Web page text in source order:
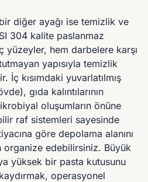
diğer ayağı ise temizlik ve
304 kalite paslanmaz
yüzeyler, hem darbelere karşı
yapısıyla temizlik
İç kısımdaki yuvarlatılmış
gıda kalıntılarının
oluşumların önüne
raf sistemleri sayesinde
göre depolama alanını
organize edebilirsiniz. Büyük
yüksek bir pasta kutusunu
operasyonel